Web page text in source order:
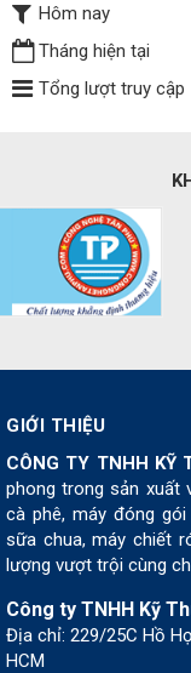
Hôm nay
Tháng hiện tại
Tổng lượt truy cập
GIỚI THIỆU
CÔNG TY TNHH KỸ
phong trong sản xuất
cà phê, máy đóng
sữa chua, máy chiết
lượng vượt trội cùng
Công ty TNHH Kỹ
Địa chỉ: 229/25C Hồ
HCM